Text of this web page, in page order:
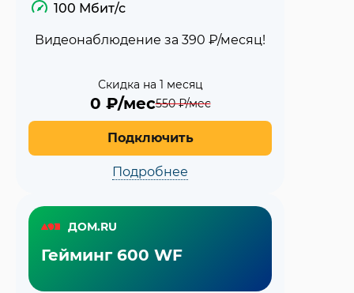
100 Мбит/с
Видеонаблюдение за 390 ₽/месяц!
Скидка на 1 месяц
0 ₽/мес550₽/мес
Подключить
Подробнее
ДОМ.RU
Гейминг 600 WF